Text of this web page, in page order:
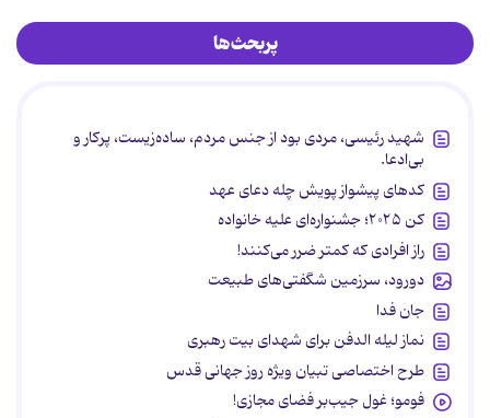
پربحث‌ها
شهید رئیسی، مردی بود از جنس مردم، ساده‌زیست، پرکار و
بی‌ادعا.
کدهای پیشواز پویش چله دعای عهد
کن ۲۰۲۵؛ جشنواره‌ای علیه خانواده
راز افرادی که کمتر ضرر می‌کنند!
دورود، سرزمین شگفتی‌های طبیعت
جان فدا
نماز لیله الدفن برای شهدای بیت رهبری
طرح اختصاصی تبیان ویژه روز جهانی قدس
فومو؛ غول جیب‌بر فضای مجازی!